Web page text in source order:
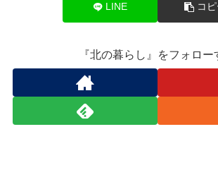
LINE コ
『北の暮らし』をフォロー